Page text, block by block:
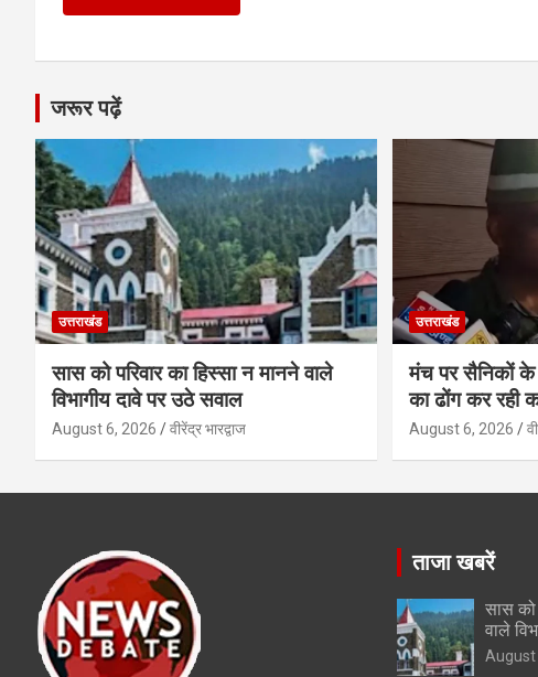
जरूर पढ़ें
उत्तराखंड
सास को परिवार का हिस्सा न मानने वाले
विभागीय दावे पर उठे सवाल
August 6, 2026 वीरेंद्र भारद्वाज
उत्तराखंड
मंच पर सैनिकों के
का ढोंग कर रही
August 6, 2026
ताजा खबरें
सास को
वाले
August